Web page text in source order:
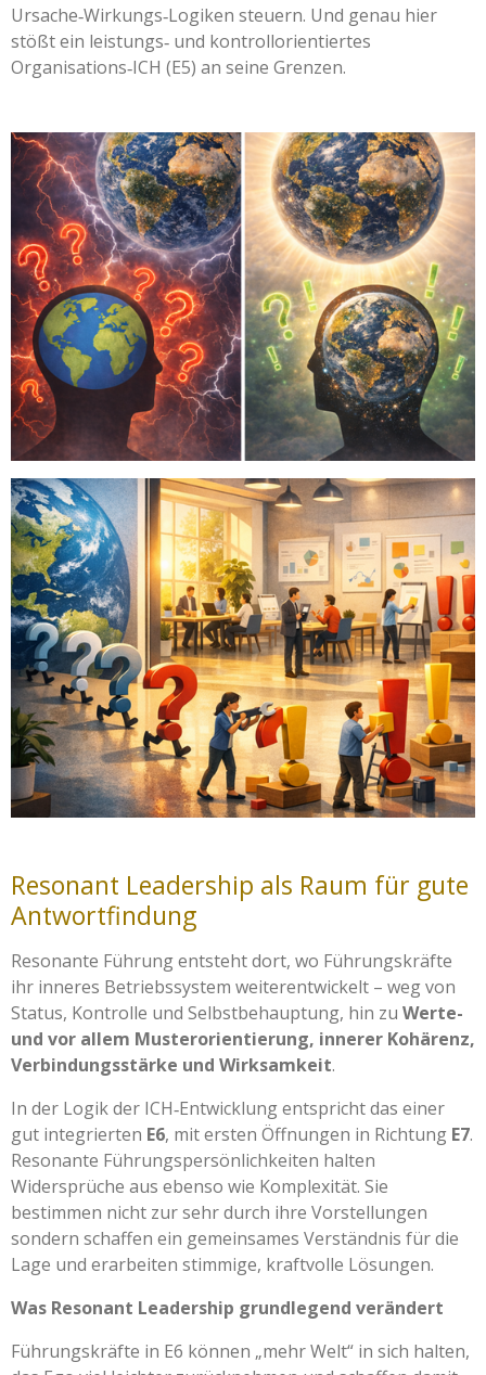
Ursache‑Wirkungs‑Logiken steuern. Und genau hier
stößt ein leistungs‑ und kontrollorientiertes
Organisations‑ICH (E5) an seine Grenzen.
Resonant Leadership als Raum für gute
Antwortfindung
Resonante Führung entsteht dort, wo Führungskräfte
ihr inneres Betriebssystem weiterentwickelt – weg von
Status, Kontrolle und Selbstbehauptung, hin zu Werte-
und vor allem Musterorientierung, innerer Kohärenz,
Verbindungsstärke und Wirksamkeit.
In der Logik der ICH‑Entwicklung entspricht das einer
gut integrierten E6, mit ersten Öffnungen in Richtung E7.
Resonante Führungspersönlichkeiten halten
Widersprüche aus ebenso wie Komplexität. Sie
bestimmen nicht zur sehr durch ihre Vorstellungen
sondern schaffen ein gemeinsames Verständnis für die
Lage und erarbeiten stimmige, kraftvolle Lösungen.
Was Resonant Leadership grundlegend verändert
Führungskräfte in E6 können „mehr Welt“ in sich halten,